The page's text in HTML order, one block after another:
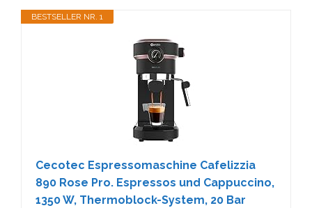
BESTSELLER NR. 1
Cecotec Espressomaschine Cafelizzia
890 Rose Pro. Espressos und Cappuccino,
1350 W, Thermoblock-System, 20 Bar